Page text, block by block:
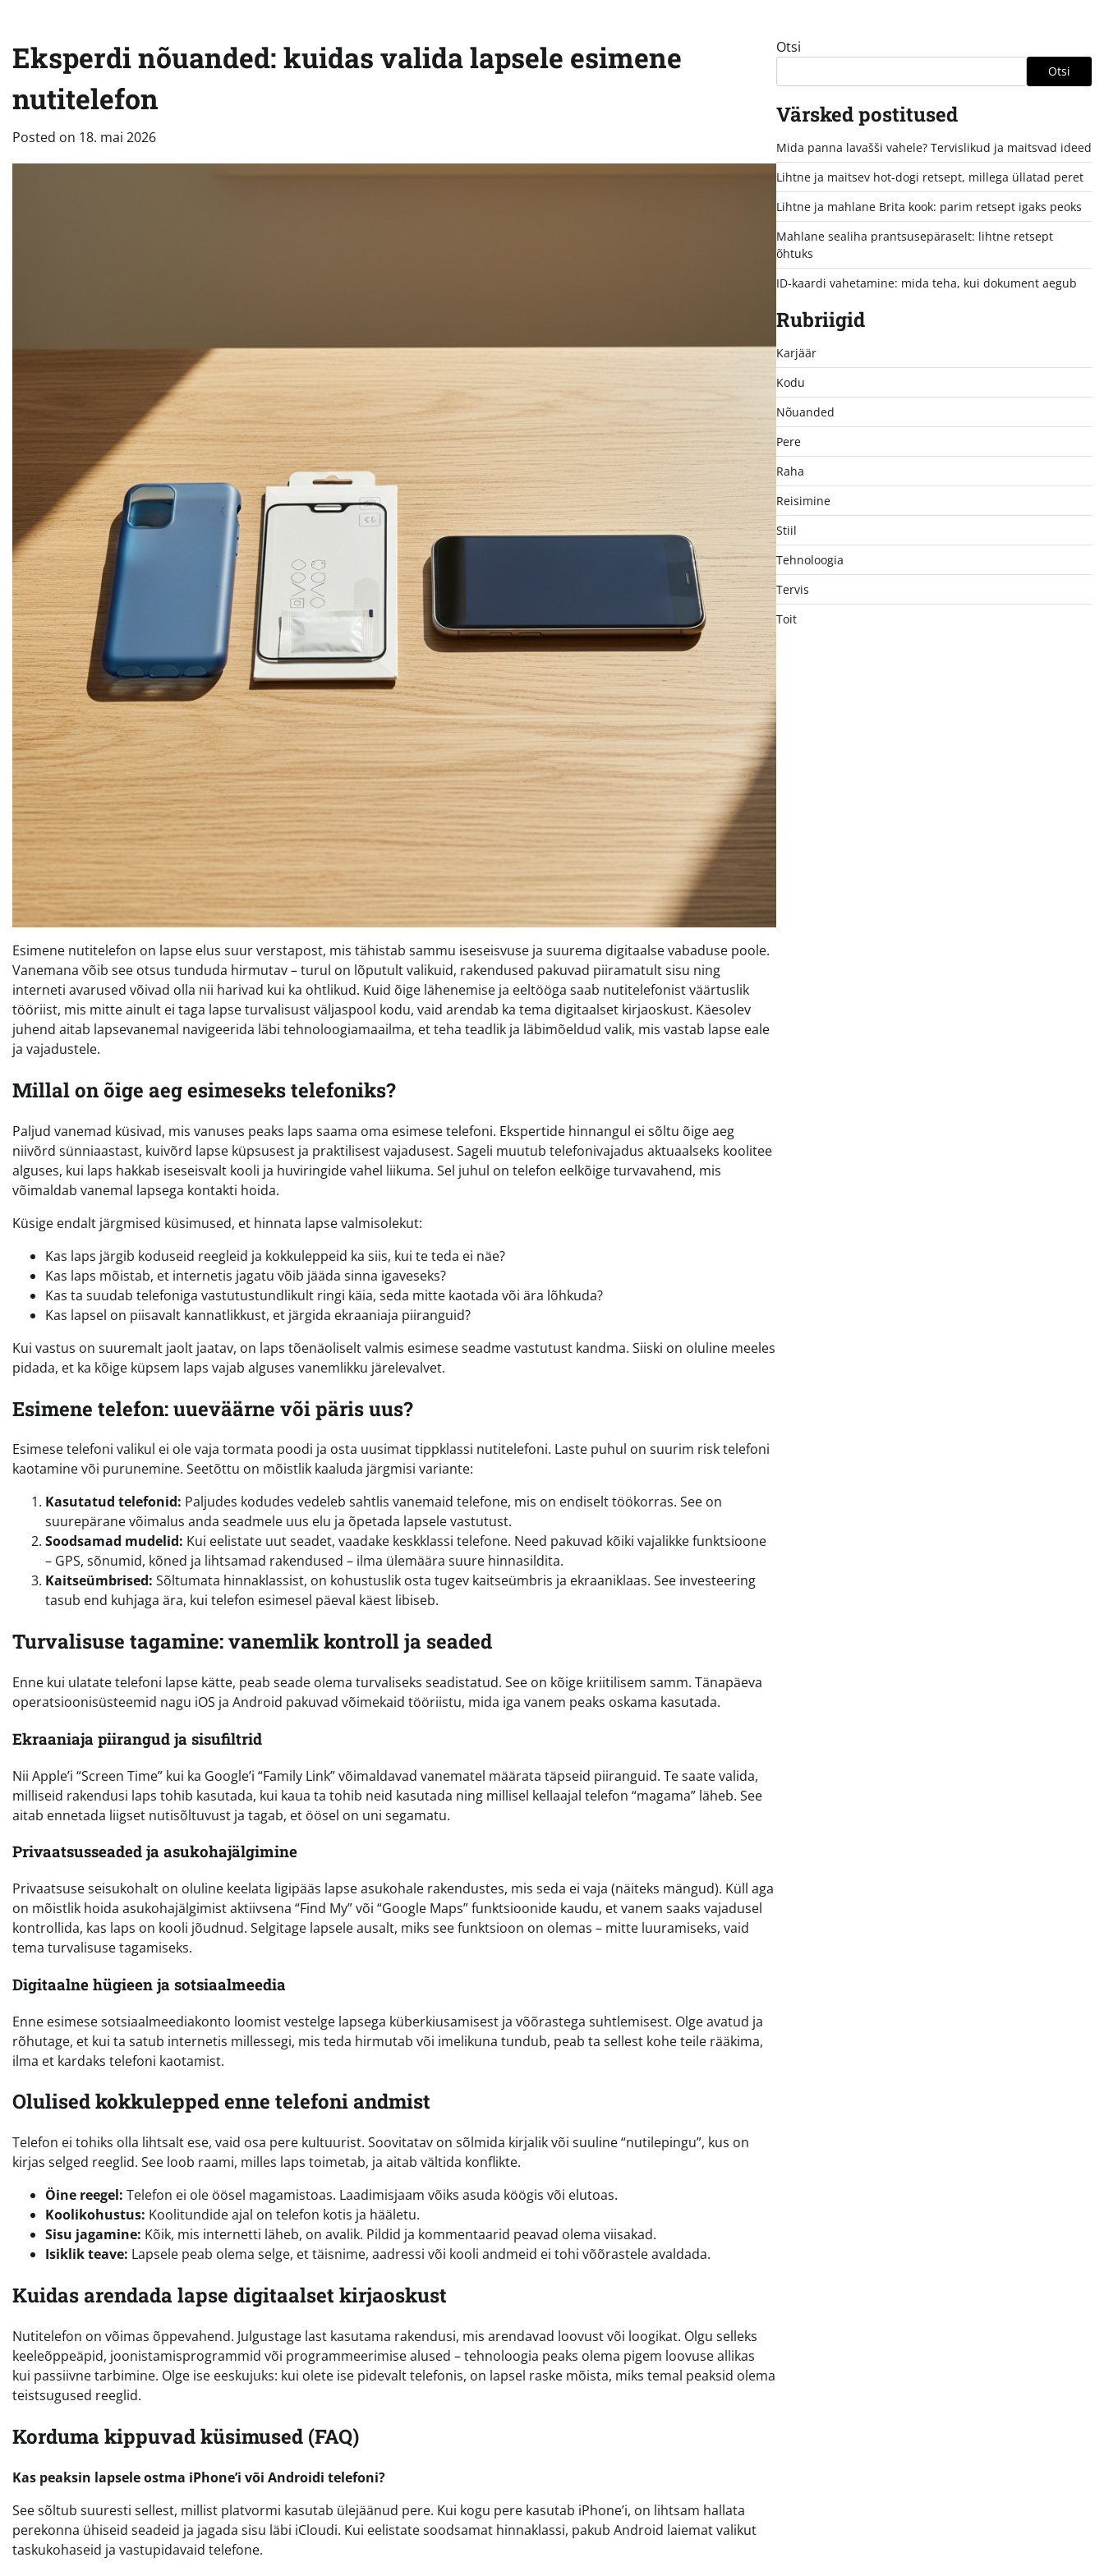
Eksperdi nõuanded: kuidas valida lapsele esimene
nutitelefon
Posted on 18. mai 2026
Esimene nutitelefon on lapse elus suur verstapost, mis tähistab sammu iseseisvuse ja suurema digitaalse vabaduse poole.
Vanemana võib see otsus tunduda hirmutav – turul on lõputult valikuid, rakendused pakuvad piiramatult sisu ning
interneti avarused võivad olla nii harivad kui ka ohtlikud. Kuid õige lähenemise ja eeltööga saab nutitelefonist väärtuslik
tööriist, mis mitte ainult ei taga lapse turvalisust väljaspool kodu, vaid arendab ka tema digitaalset kirjaoskust. Käesolev
juhend aitab lapsevanemal navigeerida läbi tehnoloogiamaailma, et teha teadlik ja läbimõeldud valik, mis vastab lapse eale
ja vajadustele.
Millal on õige aeg esimeseks telefoniks?
Paljud vanemad küsivad, mis vanuses peaks laps saama oma esimese telefoni. Ekspertide hinnangul ei sõltu õige aeg
niivõrd sünniaastast, kuivõrd lapse küpsusest ja praktilisest vajadusest. Sageli muutub telefonivajadus aktuaalseks koolitee
alguses, kui laps hakkab iseseisvalt kooli ja huviringide vahel liikuma. Sel juhul on telefon eelkõige turvavahend, mis
võimaldab vanemal lapsega kontakti hoida.
Küsige endalt järgmised küsimused, et hinnata lapse valmisolekut:
Kas laps järgib koduseid reegleid ja kokkuleppeid ka siis, kui te teda ei näe?
Kas laps mõistab, et internetis jagatu võib jääda sinna igaveseks?
Kas ta suudab telefoniga vastutustundlikult ringi käia, seda mitte kaotada või ära lõhkuda?
Kas lapsel on piisavalt kannatlikkust, et järgida ekraaniaja piiranguid?
Kui vastus on suuremalt jaolt jaatav, on laps tõenäoliselt valmis esimese seadme vastutust kandma. Siiski on oluline meeles
pidada, et ka kõige küpsem laps vajab alguses vanemlikku järelevalvet.
Esimene telefon: uueväärne või päris uus?
Esimese telefoni valikul ei ole vaja tormata poodi ja osta uusimat tippklassi nutitelefoni. Laste puhul on suurim risk telefoni
kaotamine või purunemine. Seetõttu on mõistlik kaaluda järgmisi variante:
Kasutatud telefonid: Paljudes kodudes vedeleb sahtlis vanemaid telefone, mis on endiselt töökorras. See on
suurepärane võimalus anda seadmele uus elu ja õpetada lapsele vastutust.
Soodsamad mudelid: Kui eelistate uut seadet, vaadake keskklassi telefone. Need pakuvad kõiki vajalikke funktsioone
– GPS, sõnumid, kõned ja lihtsamad rakendused – ilma ülemäära suure hinnasildita.
Kaitseümbrised: Sõltumata hinnaklassist, on kohustuslik osta tugev kaitseümbris ja ekraaniklaas. See investeering
tasub end kuhjaga ära, kui telefon esimesel päeval käest libiseb.
Turvalisuse tagamine: vanemlik kontroll ja seaded
Enne kui ulatate telefoni lapse kätte, peab seade olema turvaliseks seadistatud. See on kõige kriitilisem samm. Tänapäeva
operatsioonisüsteemid nagu iOS ja Android pakuvad võimekaid tööriistu, mida iga vanem peaks oskama kasutada.
Ekraaniaja piirangud ja sisufiltrid
Nii Apple’i “Screen Time” kui ka Google’i “Family Link” võimaldavad vanematel määrata täpseid piiranguid. Te saate valida,
milliseid rakendusi laps tohib kasutada, kui kaua ta tohib neid kasutada ning millisel kellaajal telefon “magama” läheb. See
aitab ennetada liigset nutisõltuvust ja tagab, et öösel on uni segamatu.
Privaatsusseaded ja asukohajälgimine
Privaatsuse seisukohalt on oluline keelata ligipääs lapse asukohale rakendustes, mis seda ei vaja (näiteks mängud). Küll aga
on mõistlik hoida asukohajälgimist aktiivsena “Find My” või “Google Maps” funktsioonide kaudu, et vanem saaks vajadusel
kontrollida, kas laps on kooli jõudnud. Selgitage lapsele ausalt, miks see funktsioon on olemas – mitte luuramiseks, vaid
tema turvalisuse tagamiseks.
Digitaalne hügieen ja sotsiaalmeedia
Enne esimese sotsiaalmeediakonto loomist vestelge lapsega küberkiusamisest ja võõrastega suhtlemisest. Olge avatud ja
rõhutage, et kui ta satub internetis millessegi, mis teda hirmutab või imelikuna tundub, peab ta sellest kohe teile rääkima,
ilma et kardaks telefoni kaotamist.
Olulised kokkulepped enne telefoni andmist
Telefon ei tohiks olla lihtsalt ese, vaid osa pere kultuurist. Soovitatav on sõlmida kirjalik või suuline “nutilepingu”, kus on
kirjas selged reeglid. See loob raami, milles laps toimetab, ja aitab vältida konflikte.
Öine reegel: Telefon ei ole öösel magamistoas. Laadimisjaam võiks asuda köögis või elutoas.
Koolikohustus: Koolitundide ajal on telefon kotis ja hääletu.
Sisu jagamine: Kõik, mis internetti läheb, on avalik. Pildid ja kommentaarid peavad olema viisakad.
Isiklik teave: Lapsele peab olema selge, et täisnime, aadressi või kooli andmeid ei tohi võõrastele avaldada.
Kuidas arendada lapse digitaalset kirjaoskust
Nutitelefon on võimas õppevahend. Julgustage last kasutama rakendusi, mis arendavad loovust või loogikat. Olgu selleks
keeleõppeäpid, joonistamisprogrammid või programmeerimise alused – tehnoloogia peaks olema pigem loovuse allikas
kui passiivne tarbimine. Olge ise eeskujuks: kui olete ise pidevalt telefonis, on lapsel raske mõista, miks temal peaksid olema
teistsugused reeglid.
Korduma kippuvad küsimused (FAQ)
Kas peaksin lapsele ostma iPhone’i või Androidi telefoni?
See sõltub suuresti sellest, millist platvormi kasutab ülejäänud pere. Kui kogu pere kasutab iPhone’i, on lihtsam hallata
perekonna ühiseid seadeid ja jagada sisu läbi iCloudi. Kui eelistate soodsamat hinnaklassi, pakub Android laiemat valikut
taskukohaseid ja vastupidavaid telefone.
Otsi
Otsi
Värsked postitused
Mida panna lavašši vahele? Tervislikud ja maitsvad ideed
Lihtne ja maitsev hot-dogi retsept, millega üllatad peret
Lihtne ja mahlane Brita kook: parim retsept igaks peoks
Mahlane sealiha prantsusepäraselt: lihtne retsept
õhtuks
ID-kaardi vahetamine: mida teha, kui dokument aegub
Rubriigid
Karjäär
Kodu
Nõuanded
Pere
Raha
Reisimine
Stiil
Tehnoloogia
Tervis
Toit